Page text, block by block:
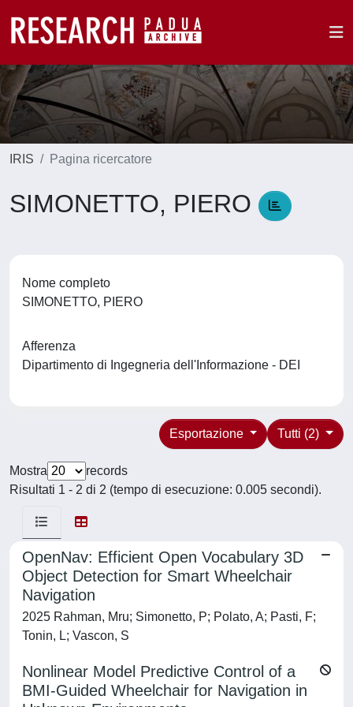
IRIS Pagina ricercatore
SIMONETTO, PIERO
Nome completo
SIMONETTO, PIERO
Afferenza
Dipartimento di Ingegneria dell'Informazione - DEI
Tutti (2)
Esportazione
Mostra
records
Risultati 1 - 2 di 2 (tempo di esecuzione: 0.005 secondi).
OpenNav: Efficient Open Vocabulary 3D
Object Detection for Smart Wheelchair
Navigation
2025 Rahman, Mru; Simonetto, P; Polato, A; Pasti, F;
Tonin, L; Vascon, S
Nonlinear Model Predictive Control of a
BMI-Guided Wheelchair for Navigation in